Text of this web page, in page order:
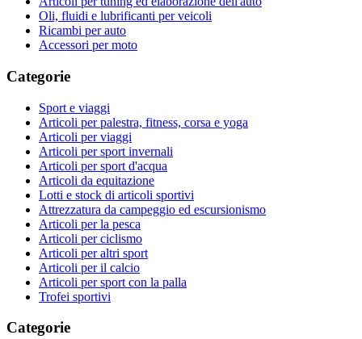
Oli, fluidi e lubrificanti per veicoli
Ricambi per auto
Accessori per moto
Categorie
Sport e viaggi
Articoli per palestra, fitness, corsa e yoga
Articoli per viaggi
Articoli per sport invernali
Articoli per sport d'acqua
Articoli da equitazione
Lotti e stock di articoli sportivi
Attrezzatura da campeggio ed escursionismo
Articoli per la pesca
Articoli per ciclismo
Articoli per altri sport
Articoli per il calcio
Articoli per sport con la palla
Trofei sportivi
Categorie